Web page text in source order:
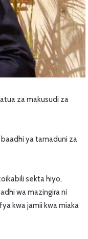
za makusudi za
ya tamaduni za
sekta hiyo,
wa mazingira ni
kwa jamii kwa miaka